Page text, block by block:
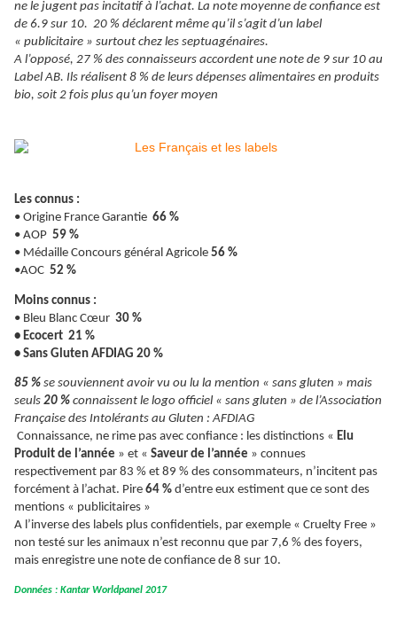
ne le jugent pas incitatif à l’achat. La note moyenne de confiance est
de 6.9 sur 10. 20 % déclarent même qu’il s’agit d’un label
« publicitaire » surtout chez les septuagénaires.
A l’opposé, 27 % des connaisseurs accordent une note de 9 sur 10 au
Label AB. Ils réalisent 8 % de leurs dépenses alimentaires en produits
bio, soit 2 fois plus qu’un foyer moyen
Les connus :
• Origine France Garantie 66 %
• AOP 59 %
• Médaille Concours général Agricole 56 %
•AOC 52 %
Moins connus :
• Bleu Blanc Cœur 30 %
•​​​​​​​ Ecocert 21 %​​​​​​​
•​​​​​​​ Sans Gluten AFDIAG 20 %
85 % se souviennent avoir vu ou lu la mention « sans gluten » mais
seuls 20 % connaissent le logo officiel « sans gluten » de l’Association
Française des Intolérants au Gluten : AFDIAG
Connaissance, ne rime pas avec confiance : les distinctions « Elu
Produit de l’année » et « Saveur de l’année » connues
respectivement par 83 % et 89 % des consommateurs, n’incitent pas
forcément à l’achat. Pire 64 % d’entre eux estiment que ce sont des
mentions « publicitaires »
A l’inverse des labels plus confidentiels, par exemple « Cruelty Free »
non testé sur les animaux n’est reconnu que par 7,6 % des foyers,
mais enregistre une note de confiance de 8 sur 10.
Données : Kantar Worldpanel 2017